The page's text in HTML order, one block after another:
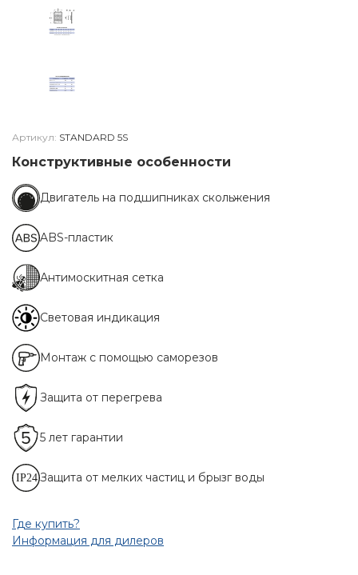
Артикул: STANDARD 5S
Конструктивные особенности
Двигатель на подшипниках скольжения
ABS-пластик
Антимоскитная сетка
Световая индикация
Монтаж с помощью саморезов
Защита от перегрева
5 лет гарантии
Защита от мелких частиц и брызг воды
Где купить?
Информация для дилеров